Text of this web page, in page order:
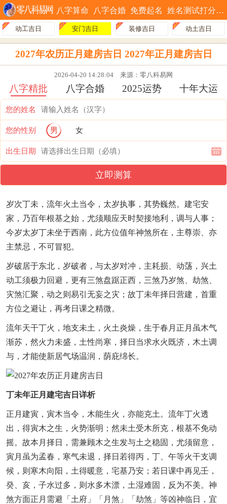
八字算命 八字合婚 免费起名 姓名测试打分
动工吉日 安门吉日 装修吉日 动土吉日
2027年农历正月建房吉日 2027年正月建房吉日
2026-04-20 14:28:04 来源：零八科易网
八字精批 八字合婚 2025运势 十年大运
您的姓名
您的性别 男 女
出生日期
立即测算
岁次丁未，流年火土当令，太岁执事，其势巍然。建宅安
家，乃百年根基之始，尤须顺应天时契接地利，调与人事；
今岁太岁丁未坐于西南，此方位值年神煞所在，主尊崇、亦
主禁忌，不可冒犯。
岁破居于东北，岁破者，与太岁对冲，主耗损、动荡，兴土
动工须极力回避，更有三煞盘踞正西，三煞乃岁煞、劫煞、
灾煞汇聚，动之则易引无妄之灾；故丁未年择日营建，首重
方位之避让，再考日课之精微。
流年天干丁火，地支未土，火土炎燥，生于春月正月虽木气
渐苏，然火力未盛，土性尚寒，择日当求水火既济，木土调
与，才能使新居气场温润，荫庇绵长。
丁未年正月建宅吉日详析
正月建寅，寅木当令，木能生火，亦能克土。流年丁火透
出，得寅木之生，火势渐明；然未土受木所克，根基不免动
摇。故本月择日，需兼顾木之生发与土之稳固，尤须留意，
寅月虽为孟春，寒气未退，择日若得丙，丁、午等火干支调
候，则寒木向阳，土得暖意，宅基乃安；若日课中再见壬，
癸、亥，子水过多，则水多木漂，土湿难固，反为不美。神
煞方面正月需避「土府」「月煞」「劫煞」等凶神临日，宜